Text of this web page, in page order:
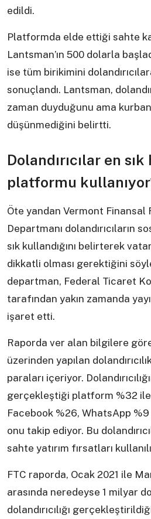
edildi.
Platformda elde ettiği sahte
Lantsman’ın 500 dolarla
ise tüm birikimini
sonuçlandı. Lantsman,
zaman duyduğunu ama kurban
düşünmediğini belirtti.
Dolandırıcılar en
platformu
Öte yandan Vermont Finansal
Departmanı dolandırıcıların
sık kullandığını belirterek
dikkatli olması gerektiğini
departman, Federal Ticaret
tarafından yakın zamanda
işaret etti.
Raporda ver alan bilgilere
üzerinden yapılan
paraları içeriyor.
gerçekleştiği platform %32
Facebook %26, WhatsApp
onu takip ediyor. Bu
sahte yatırım fırsatları
FTC raporda, Ocak 2021 ile
arasında neredeyse 1 milyar
dolandırıcılığı